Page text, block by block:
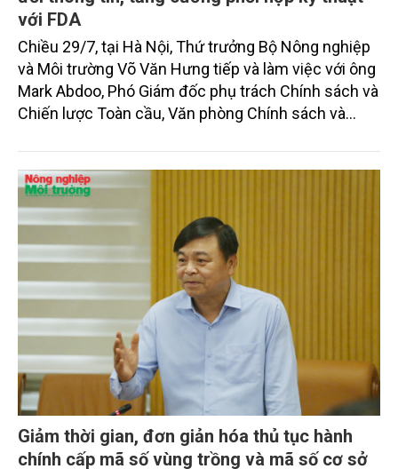
với FDA
Chiều 29/7, tại Hà Nội, Thứ trưởng Bộ Nông nghiệp
và Môi trường Võ Văn Hưng tiếp và làm việc với ông
Mark Abdoo, Phó Giám đốc phụ trách Chính sách và
Chiến lược Toàn cầu, Văn phòng Chính sách và
và Dược phẩm Hoa Kỳ (FDA).
Giảm thời gian, đơn giản hóa thủ tục hành
chính cấp mã số vùng trồng và mã số cơ sở